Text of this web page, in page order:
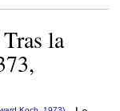
la